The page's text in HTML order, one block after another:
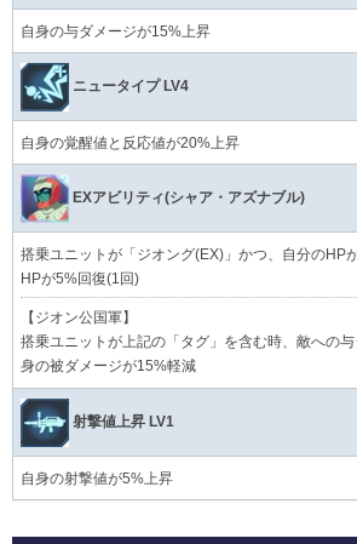
自身の与ダメージが15%上昇
ニュータイプ LV4
自身の覚醒値と反応値が20%上昇
EXアビリティ(シャア・アズナブル)
搭乗ユニットが「ジオング(EX)」かつ、自分のHP
HPが5%回復(1回)
【ジオン公国軍】
搭乗ユニットが上記の「タグ」を含む時、敵への
身の被ダメージが15%軽減
射撃値上昇 LV1
自身の射撃値が5%上昇